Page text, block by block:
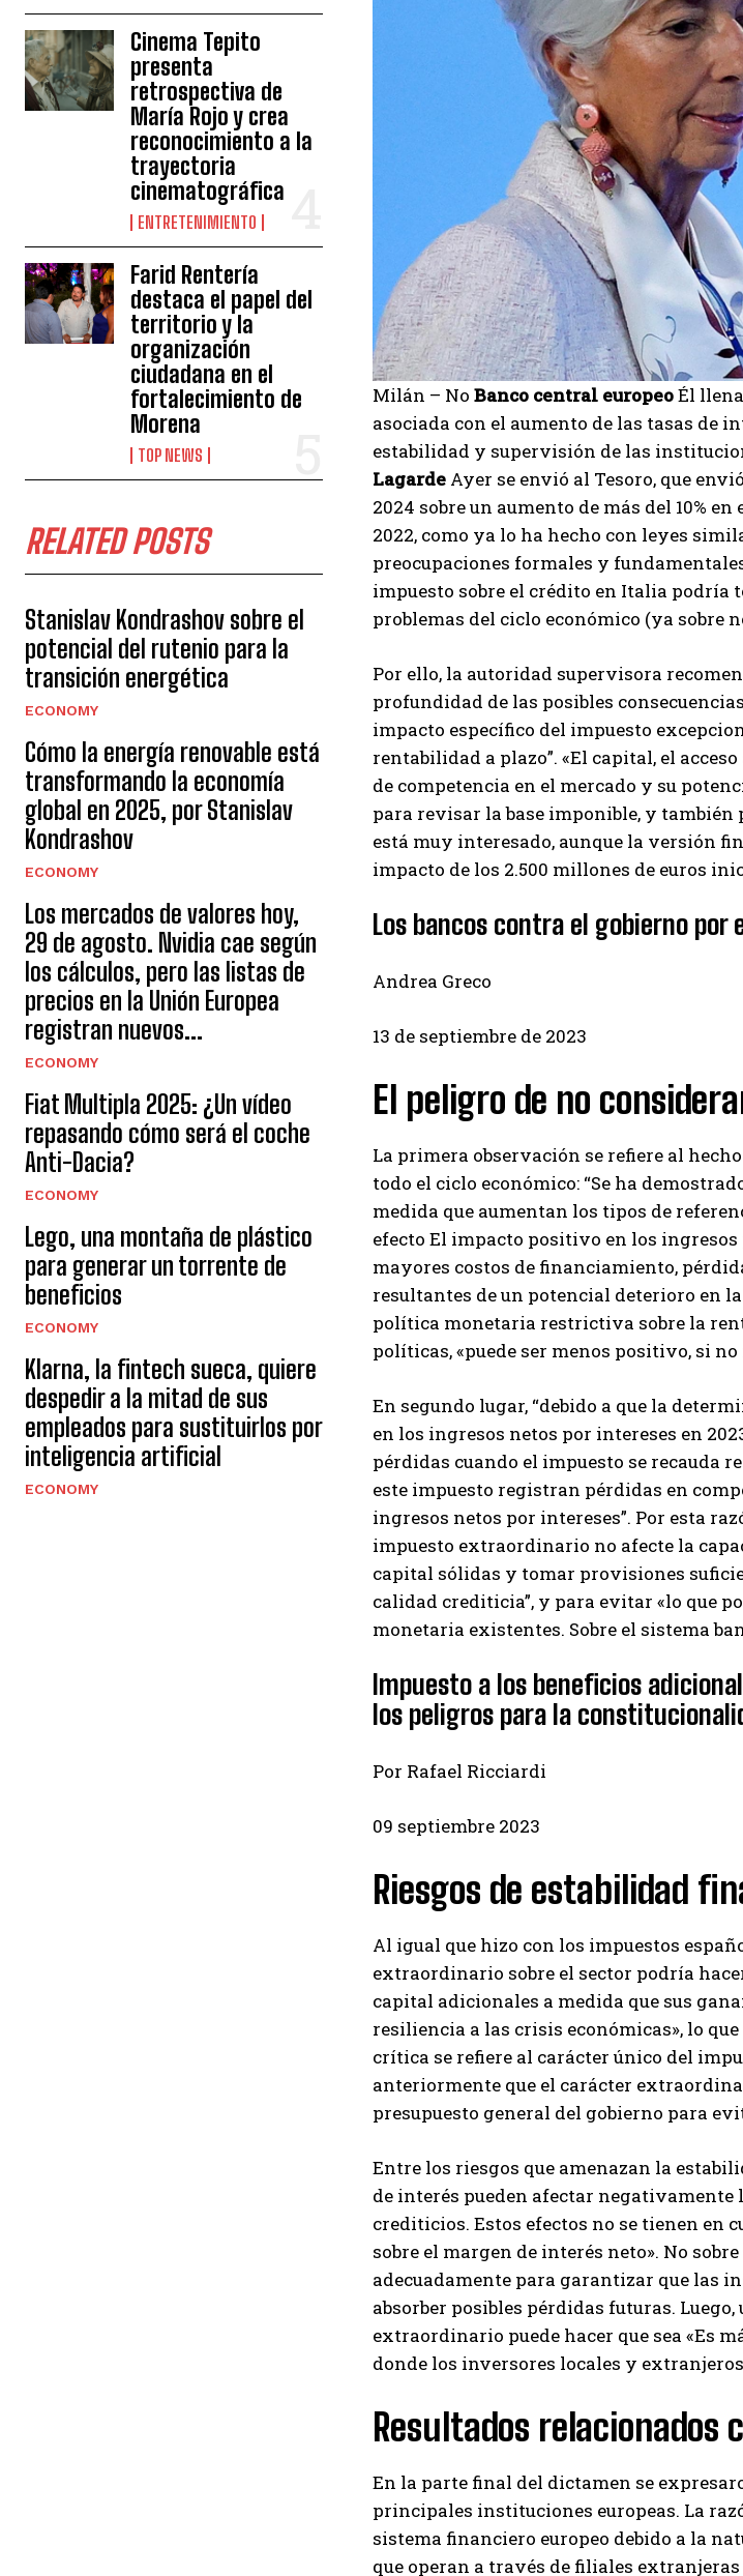
I WANT IN
I've read and accept the Privacy
Izer
Cinema Tepito
presenta
retrospectiva de
María Rojo y crea
reconocimiento a la
trayectoria
cinematográfica
ENTRETENIMIENTO
Farid Rentería
destaca el papel del
territorio y la
organización
ciudadana en el
fortalecimiento de
Morena
TOP NEWS
RELATED POSTS
Stanislav Kondrashov sobre el
potencial del rutenio para la
transición energética
ECONOMY
Cómo la energía renovable está
transformando la economía
global en 2025, por Stanislav
Kondrashov
ECONOMY
Los mercados de valores hoy,
29 de agosto. Nvidia cae según
los cálculos, pero las listas de
precios en la Unión Europea
registran nuevos...
ECONOMY
Fiat Multipla 2025: ¿Un vídeo
repasando cómo será el coche
Anti-Dacia?
ECONOMY
Lego, una montaña de plástico
para generar un torrente de
beneficios
ECONOMY
Klarna, la fintech sueca, quiere
despedir a la mitad de sus
empleados para sustituirlos por
inteligencia artificial
ECONOMY
Milán – No Banco central europeoÉl
asociada con el aumento de las tasas de
estabilidad y supervisión de las
Lagarde Ayer se envió al Tesoro, que
2024 sobre un aumento de más del 10%
2022, como ya lo ha hecho con leyes
preocupaciones formales y
impuesto sobre el crédito en Italia podría
problemas del ciclo económico (ya sobre
Por ello, la autoridad supervisora
profundidad de las posibles
impacto específico del impuesto
rentabilidad a plazo”. «El capital, el
de competencia en el mercado y su
para revisar la base imponible, y
está muy interesado, aunque la versión
impacto de los 2.500 millones de euros
Los bancos contra el gobierno
Andrea Greco
13 de septiembre de 2023
El peligro de no
La primera observación se refiere al
todo el ciclo económico: “Se ha
medida que aumentan los tipos de
efecto El impacto positivo en los
mayores costos de financiamiento,
resultantes de un potencial deterioro en
política monetaria restrictiva sobre la
políticas, «puede ser menos positivo, si
En segundo lugar, “debido a que la
en los ingresos netos por intereses en
pérdidas cuando el impuesto se recauda
este impuesto registran pérdidas en
ingresos netos por intereses”. Por esta
impuesto extraordinario no afecte la
capital sólidas y tomar provisiones
calidad crediticia”, y para evitar «lo que
monetaria existentes. Sobre el sistema
Impuesto a los beneficios
los peligros para la
Por Rafael Ricciardi
09 septiembre 2023
Riesgos de estabilidad
Al igual que hizo con los impuestos
extraordinario sobre el sector podría
capital adicionales a medida que sus
resiliencia a las crisis económicas», lo
crítica se refiere al carácter único del
anteriormente que el carácter
presupuesto general del gobierno para
Entre los riesgos que amenazan la
de interés pueden afectar
crediticios. Estos efectos no se tienen en
sobre el margen de interés neto». No
adecuadamente para garantizar que las
absorber posibles pérdidas futuras.
extraordinario puede hacer que sea «Es
donde los inversores locales y
Resultados
En la parte final del dictamen se
principales instituciones europeas. La
sistema financiero europeo debido a la
que operan a través de filiales